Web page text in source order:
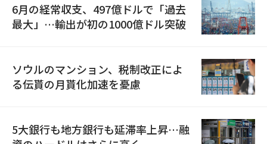
6月の経常収支、497億ドルで「過去
最大」…輸出が初の1000億ドル突破
ソウルのマンション、税制改正によ
る伝貰の月貰化加速を憂慮
5大銀行も地方銀行も延滞率上昇…融